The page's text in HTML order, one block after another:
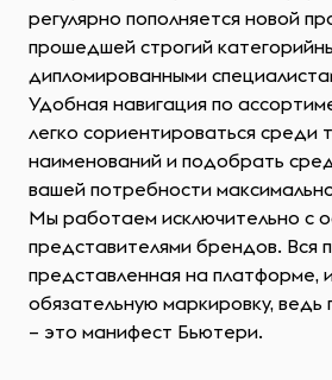
регулярно пополняется новой
прошедшей строгий
дипломированными
Удобная навигация по
легко сориентироваться среди
наименований и подобрать
вашей потребности
Мы работаем исключительно с
представителями брендов. Вся
представленная на платформе,
обязательную маркировку, ведь
– это манифест Бьютери.